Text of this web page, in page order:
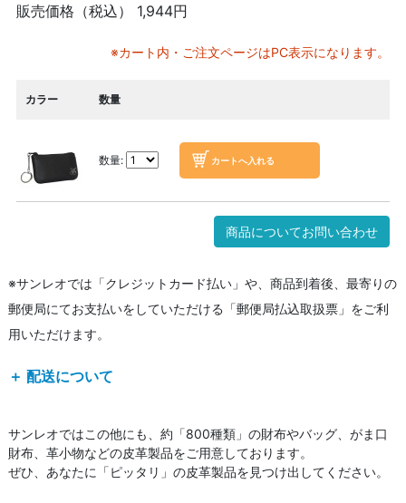
販売価格（税込） 1,944円
※カート内・ご注文ページはPC表示になります。
カラー 数量
数量:
商品についてお問い合わせ
※サンレオでは「クレジットカード払い」や、商品到着後、最寄りの
郵便局にてお支払いをしていただける「郵便局払込取扱票」をご利
用いただけます。
＋ 配送について
サンレオではこの他にも、約「800種類」の財布やバッグ、がま口
財布、革小物などの皮革製品をご用意しております。
ぜひ、あなたに「ピッタリ」の皮革製品を見つけ出してください。